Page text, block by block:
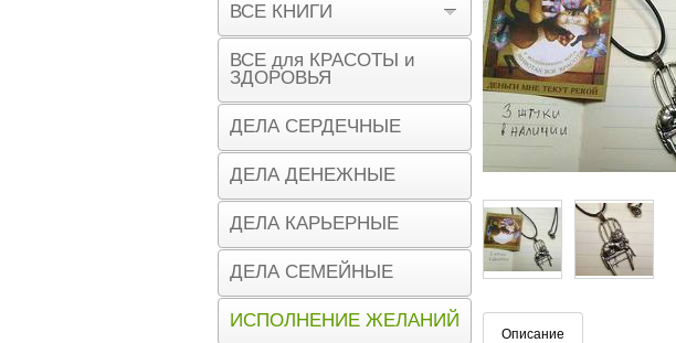
Описание
ВСЕ КНИГИ
ВСЕ для КРАСОТЫ и
ЗДОРОВЬЯ
ДЕЛА СЕРДЕЧНЫЕ
ДЕЛА ДЕНЕЖНЫЕ
ДЕЛА КАРЬЕРНЫЕ
ДЕЛА СЕМЕЙНЫЕ
ИСПОЛНЕНИЕ ЖЕЛАНИЙ